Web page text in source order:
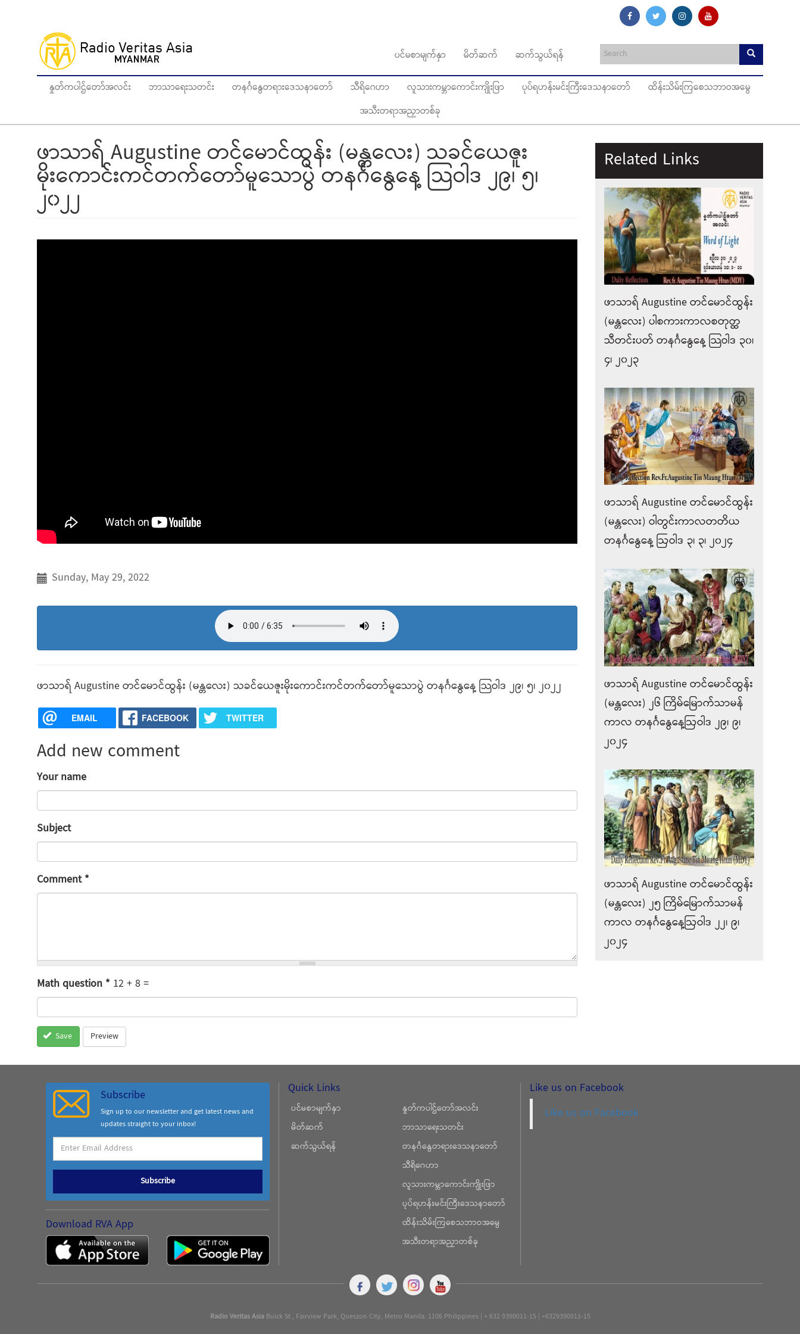
ပင်မစာမျက်နှာ မိတ်ဆက် ဆက်သွယ်ရန်
နှုတ်ကပါဌ်တော်အလင်း ဘာသာရေးသတင်း တနင်္ဂနွေတရားဒေသနာတော် သီရိဂေဟာ လူသားကမ္ဘာကောင်းကျိုးဖြာ ပုပ်ရဟန်းမင်းကြီးဒေသနာတော်
ထိန်းသိမ်းကြစေသဘာဝအမွေ
အသီးတရာအညှာတစ်ခု
ဖာသာရ် Augustine တင်မောင်ထွန်း (မန္တလေး) သခင်ယေဇူး
မိုးကောင်းကင်တက်တော်မူသောပွဲ တနင်္ဂနွေနေ့ သြဝါဒ ၂၉၊ ၅၊
၂၀၂၂
Sunday, May 29, 2022
ဖာသာရ် Augustine တင်မောင်ထွန်း (မန္တလေး) သခင်ယေဇူးမိုးကောင်းကင်တက်တော်မူသောပွဲ တနင်္ဂနွေနေ့ သြဝါဒ ၂၉၊ ၅၊ ၂၀၂၂
EMAIL FACEBOOK TWITTER
Add new comment
Your name
Subject
Comment*
Math question* 12 + 8 =
Save Preview
Related Links
ဖာသာရ် Augustine တင်မောင်ထွန်း
(မန္တလေး) ပါစကားကာလစတုတ္ထ
သီတင်းပတ် တနင်္ဂနွေနေ့ သြဝါဒ ၃၀၊
၄၊ ၂၀၂၃
ဖာသာရ် Augustine တင်မောင်ထွန်း
(မန္တလေး) ဝါတွင်းကာလတတိယ
တနင်္ဂနွေနေ့ ဩဝါဒ ၃၊ ၃၊ ၂၀၂၄
ဖာသာရ် Augustine တင်မောင်ထွန်း
(မန္တလေး) ၂၆ ကြိမ်မြောက်သာမန်
ကာလ တနင်္ဂနွေနေ့ဩဝါဒ ၂၉၊ ၉၊
၂၀၂၄
ဖာသာရ် Augustine တင်မောင်ထွန်း
(မန္တလေး) ၂၅ ကြိမ်မြောက်သာမန်
ကာလ တနင်္ဂနွေနေ့ဩဝါဒ ၂၂၊ ၉၊
၂၀၂၄
Subscribe
Sign up to our newsletter and get latest news and
updates straight to your inbox!
Subscribe
Download RVA App
Quick Links
ပင်မစာမျက်နှာ
မိတ်ဆက်
ဆက်သွယ်ရန်
နှုတ်ကပါဌ်တော်အလင်း
ဘာသာရေးသတင်း
တနင်္ဂနွေတရားဒေသနာတော်
သီရိဂေဟာ
လူသားကမ္ဘာကောင်းကျိုးဖြာ
ပုပ်ရဟန်းမင်းကြီးဒေသနာတော်
ထိန်းသိမ်းကြစေသဘာဝအမွေ
အသီးတရာအညှာတစ်ခု
Like us on Facebook
Like us on Facebook
Radio Veritas AsiaBuick St., Fairview Park, Queszon City, Metro Manila. 1106 Philippines | + 632 9390011-15 | +6329390011-15